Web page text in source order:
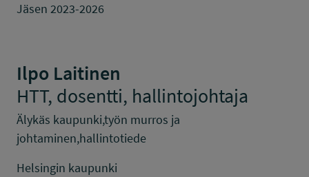
Jäsen 2023-2026
Ilpo Laitinen
HTT, dosentti, hallintojohtaja
Älykäs kaupunki,työn murros ja
johtaminen,hallintotiede
Helsingin kaupunki